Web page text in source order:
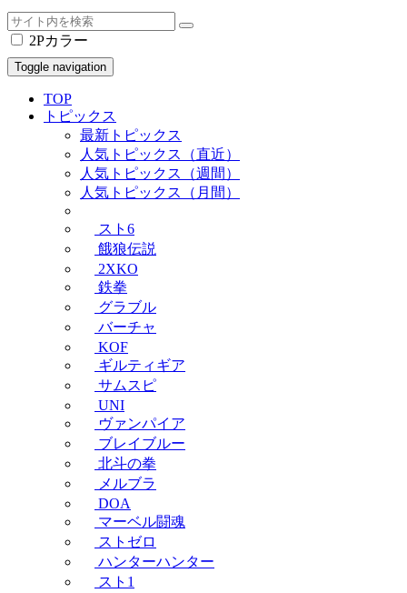
2Pカラー
Toggle navigation
TOP
トピックス
最新トピックス
人気トピックス（直近）
人気トピックス（週間）
人気トピックス（月間）
スト6
餓狼伝説
2XKO
鉄拳
グラブル
バーチャ
KOF
ギルティギア
サムスピ
UNI
ヴァンパイア
ブレイブルー
北斗の拳
メルブラ
DOA
マーベル闘魂
ストゼロ
ハンターハンター
スト1